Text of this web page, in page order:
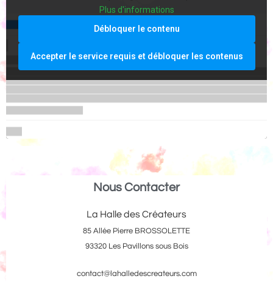
Plus d'informations
Débloquer le contenu
Accepter le service requis et débloquer les contenus
Nous Contacter
La Halle des Créateurs
85 Allée Pierre BROSSOLETTE
93320 Les Pavillons sous Bois
contact@lahalledescreateurs.com